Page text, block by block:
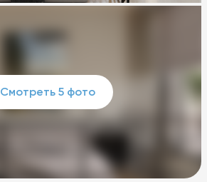
Смотреть 5 фото